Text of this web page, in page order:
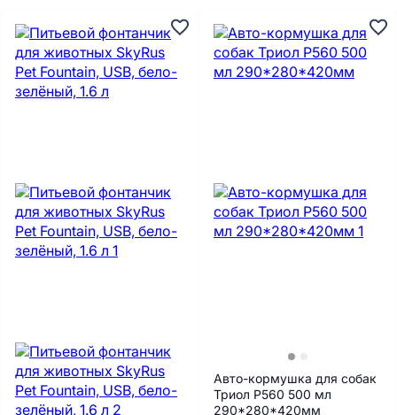
Авто-кормушка для собак
Триол P560 500 мл
290*280*420мм